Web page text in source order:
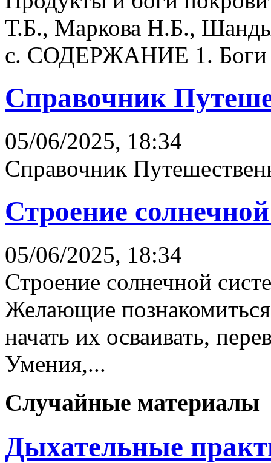
Т.Б., Маркова Н.Б.,
с. СОДЕРЖАНИЕ 1. Боги
Справочник
05/06/2025, 18:34
Справочник
Строение
05/06/2025, 18:34
Строение солнечной
Желающие
начать их осваивать,
Умения,...
Случайные материалы
Дыхательные